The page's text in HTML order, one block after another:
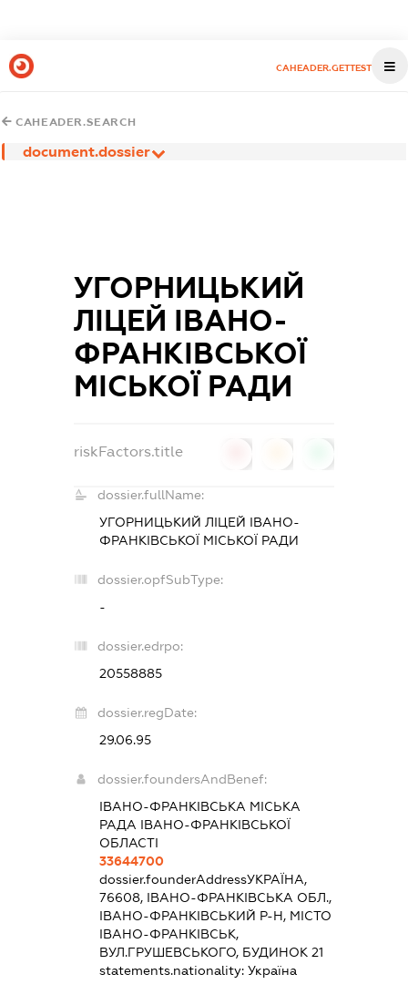
CAHEADER.GETTEST
CAHEADER.SEARCH
document.dossier
УГОРНИЦЬКИЙ
ЛІЦЕЙ ІВАНО-
ФРАНКІВСЬКОЇ
МІСЬКОЇ РАДИ
riskFactors.title
dossier.fullName:
УГОРНИЦЬКИЙ ЛІЦЕЙ ІВАНО-
ФРАНКІВСЬКОЇ МІСЬКОЇ РАДИ
dossier.opfSubType:
-
dossier.edrpo:
20558885
dossier.regDate:
29.06.95
dossier.foundersAndBenef:
ІВАНО-ФРАНКІВСЬКА МІСЬКА
РАДА ІВАНО-ФРАНКІВСЬКОЇ
ОБЛАСТІ
33644700
dossier.founderAddressУКРАЇНА,
76608, ІВАНО-ФРАНКІВСЬКА ОБЛ.,
ІВАНО-ФРАНКІВСЬКИЙ Р-Н, МІСТО
ІВАНО-ФРАНКІВСЬК,
ВУЛ.ГРУШЕВСЬКОГО, БУДИНОК 21
statements.nationality: Україна